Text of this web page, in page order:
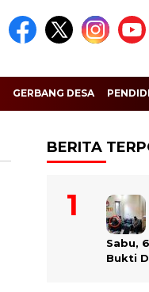
GERBANG DESA
BERITA
Sabu,
Bukti